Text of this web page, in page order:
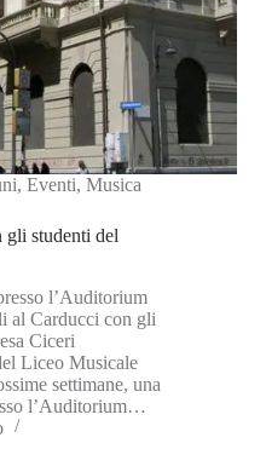
, Eventi, Musica
gli studenti del
l’Auditorium
al Carducci con gli
Ciceri
Liceo Musicale
settimane, una
l’Auditorium…